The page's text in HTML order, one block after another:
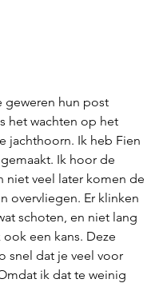
geweren hun post
het wachten op het
jachthoorn. Ik heb Fien
Ik hoor de
niet veel later komen de
overvliegen. Er klinken
schoten, en niet lang
een kans. Deze
snel dat je veel voor
ik dat te weinig